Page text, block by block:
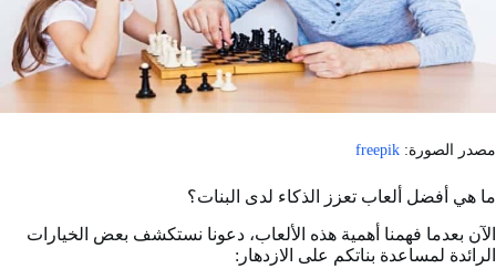
مصدر الصورة: freepik
ما هي أفضل ألعاب تعزز الذكاء لدى البنات؟
الآن بعدما فهمنا أهمية هذه الألعاب، دعونا نستكشف بعض الخيارات
الرائدة لمساعدة بناتكم على الازدهار: